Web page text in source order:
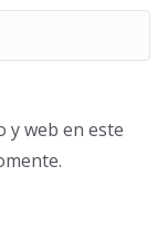
y web en este